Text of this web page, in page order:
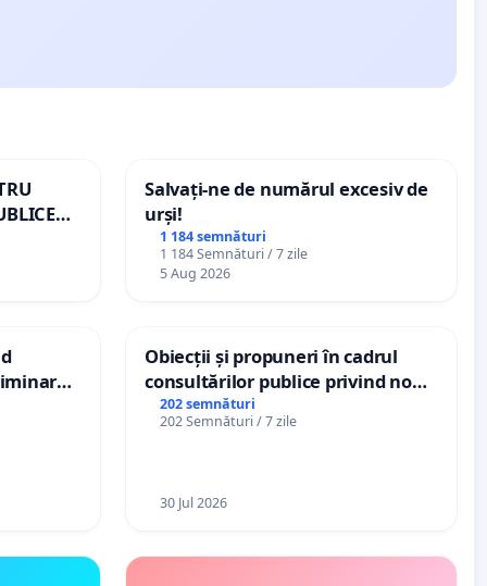
Salvați-ne de numărul excesiv de
urși!
1 184 semnături
1 184 Semnături / 7 zile
5 Aug 2026
de
Obiecții și propuneri în cadrul
consultărilor publice privind noul
Plan Urbanistic General (PUG)
Ialoveni
202 semnături
202 Semnături / 7 zile
30 Jul 2026